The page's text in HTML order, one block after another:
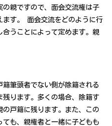
の親ですので、面会交流権は子
ます。 面会交流をどのように行
合うことによって定めます。親
筆頭者でない側が除籍される
ります。多くの場合、除籍す
戸籍に残ります。また、この
も、親権者と一緒に子どもも